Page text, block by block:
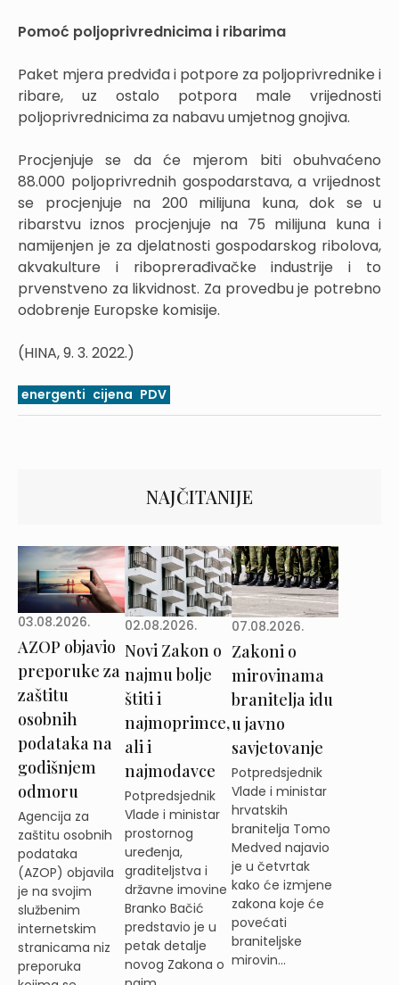
Pomoć poljoprivrednicima i ribarima
Paket mjera predviđa i potpore za poljoprivrednike i
ribare, uz ostalo potpora male vrijednosti
poljoprivrednicima za nabavu umjetnog gnojiva.
Procjenjuje se da će mjerom biti obuhvaćeno
88.000 poljoprivrednih gospodarstava, a vrijednost
se procjenjuje na 200 milijuna kuna, dok se u
ribarstvu iznos procjenjuje na 75 milijuna kuna i
namijenjen je za djelatnosti gospodarskog ribolova,
akvakulture i riboprerađivačke industrije i to
prvenstveno za likvidnost. Za provedbu je potrebno
odobrenje Europske komisije.
(HINA, 9. 3. 2022.)
energenti cijena PDV
NAJČITANIJE
03.08.2026.
AZOP objavio
preporuke za
zaštitu
osobnih
podataka na
godišnjem
odmoru
Agencija za
zaštitu osobnih
podataka
(AZOP) objavila
je na svojim
službenim
internetskim
stranicama niz
preporuka
02.08.2026.
Novi Zakon o
najmu bolje
štiti i
najmoprimce,
ali i
najmodavce
Potpredsjednik
Vlade i ministar
prostornog
uređenja,
graditeljstva i
državne imovine
Branko Bačić
predstavio je u
petak detalje
novog Zakona o
07.08.2026.
Zakoni o
mirovinama
branitelja idu
u javno
savjetovanje
Potpredsjednik
Vlade i ministar
hrvatskih
branitelja Tomo
Medved najavio
je u četvrtak
kako će izmjene
zakona koje će
povećati
braniteljske
mirovin...